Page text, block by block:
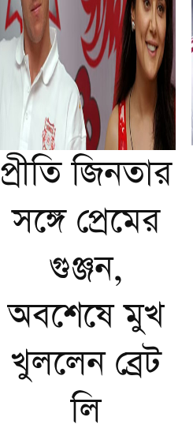
প্রীতি জিনতার
সঙ্গে প্রেমের
গুঞ্জন,
অবশেষে মুখ
খুললেন ব্রেট
লি